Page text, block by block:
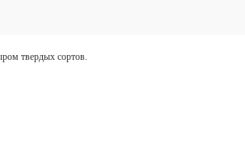
твердых сортов.